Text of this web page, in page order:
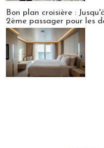
Bon plan croisière :
2ème passager pour les